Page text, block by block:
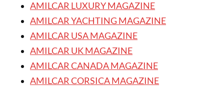
AMILCAR LUXURY MAGAZINE
AMILCAR YACHTING MAGAZINE
AMILCAR USA MAGAZINE
AMILCAR UK MAGAZINE
AMILCAR CANADA MAGAZINE
AMILCAR CORSICA MAGAZINE